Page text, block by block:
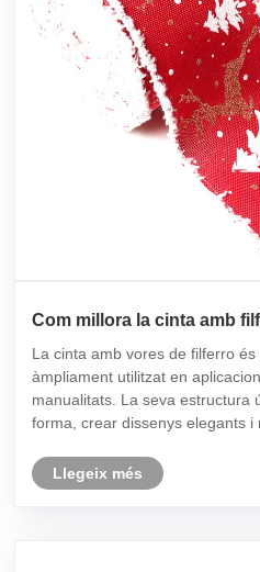
Com millora la cinta amb
La cinta amb vores de filferro
àmpliament utilitzat en
manualitats. La seva estructura
forma, crear dissenys elegants
fi......Llegeix més